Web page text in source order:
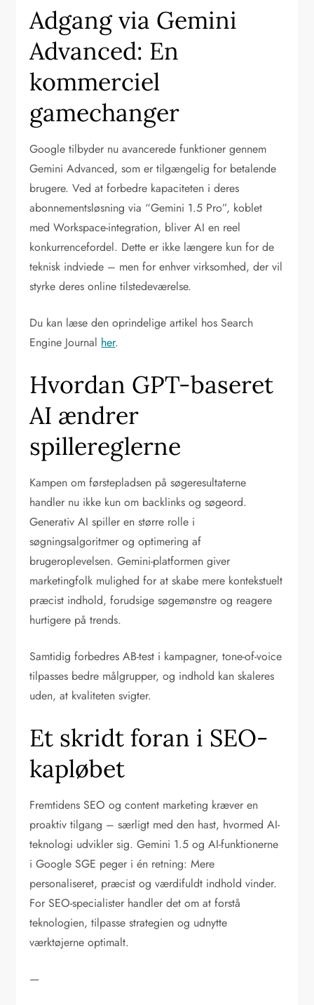
Adgang via Gemini
Advanced: En
kommerciel
gamechanger
Google tilbyder nu avancerede funktioner gennem
Gemini Advanced, som er tilgængelig for betalende
brugere. Ved at forbedre kapaciteten i deres
abonnementsløsning via “Gemini 1.5 Pro”, koblet
med Workspace-integration, bliver AI en reel
konkurrencefordel. Dette er ikke længere kun for de
teknisk indviede – men for enhver virksomhed, der vil
styrke deres online tilstedeværelse.
Du kan læse den oprindelige artikel hos Search
Engine Journal her.
Hvordan GPT-baseret
AI ændrer
spillereglerne
Kampen om førstepladsen på søgeresultaterne
handler nu ikke kun om backlinks og søgeord.
Generativ AI spiller en større rolle i
søgningsalgoritmer og optimering af
brugeroplevelsen. Gemini-platformen giver
marketingfolk mulighed for at skabe mere kontekstuelt
præcist indhold, forudsige søgemønstre og reagere
hurtigere på trends.
Samtidig forbedres AB-test i kampagner, tone-of-voice
tilpasses bedre målgrupper, og indhold kan skaleres
uden, at kvaliteten svigter.
Et skridt foran i SEO-
kapløbet
Fremtidens SEO og content marketing kræver en
proaktiv tilgang – særligt med den hast, hvormed AI-
teknologi udvikler sig. Gemini 1.5 og AI-funktionerne
i Google SGE peger i én retning: Mere
personaliseret, præcist og værdifuldt indhold vinder.
For SEO-specialister handler det om at forstå
teknologien, tilpasse strategien og udnytte
værktøjerne optimalt.
—